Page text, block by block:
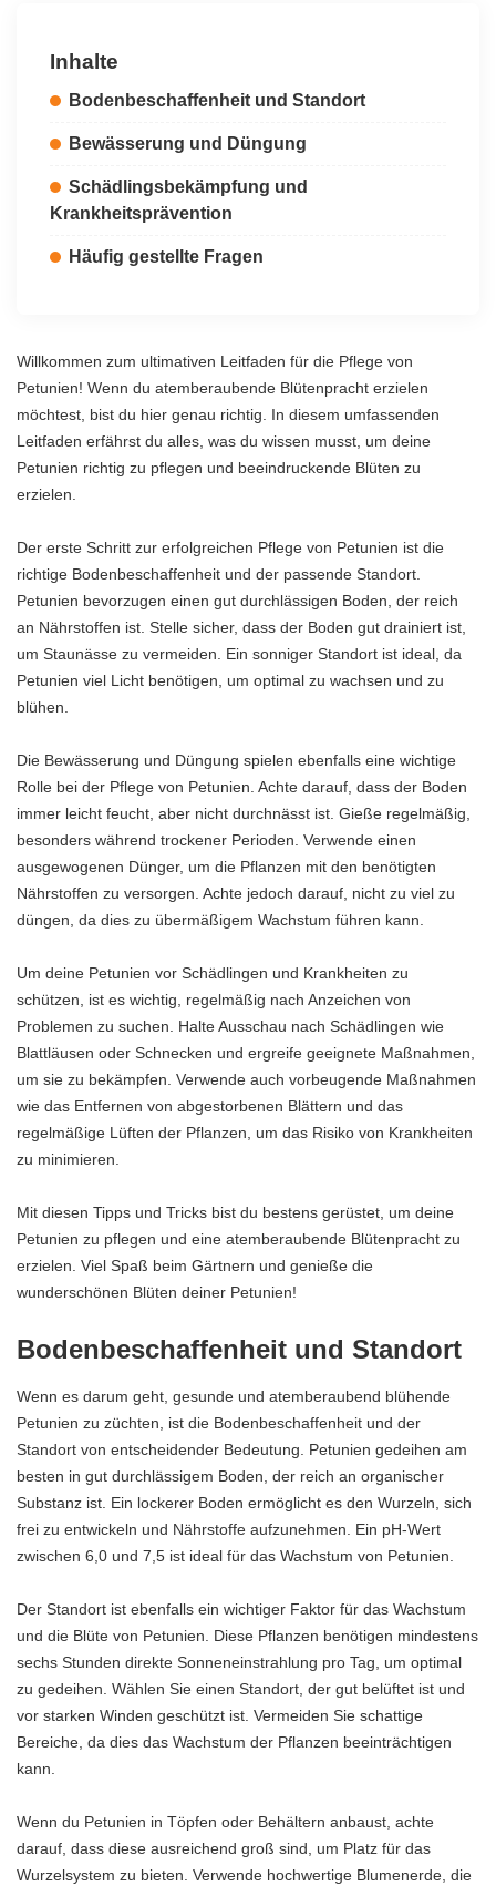
Inhalte
Bodenbeschaffenheit und Standort
Bewässerung und Düngung
Schädlingsbekämpfung und
Krankheitsprävention
Häufig gestellte Fragen
Willkommen zum ultimativen Leitfaden für die Pflege von
Petunien! Wenn du atemberaubende Blütenpracht erzielen
möchtest, bist du hier genau richtig. In diesem umfassenden
Leitfaden erfährst du alles, was du wissen musst, um deine
Petunien richtig zu pflegen und beeindruckende Blüten zu
erzielen.
Der erste Schritt zur erfolgreichen Pflege von Petunien ist die
richtige Bodenbeschaffenheit und der passende Standort.
Petunien bevorzugen einen gut durchlässigen Boden, der reich
an Nährstoffen ist. Stelle sicher, dass der Boden gut drainiert ist,
um Staunässe zu vermeiden. Ein sonniger Standort ist ideal, da
Petunien viel Licht benötigen, um optimal zu wachsen und zu
blühen.
Die Bewässerung und Düngung spielen ebenfalls eine wichtige
Rolle bei der Pflege von Petunien. Achte darauf, dass der Boden
immer leicht feucht, aber nicht durchnässt ist. Gieße regelmäßig,
besonders während trockener Perioden. Verwende einen
ausgewogenen Dünger, um die Pflanzen mit den benötigten
Nährstoffen zu versorgen. Achte jedoch darauf, nicht zu viel zu
düngen, da dies zu übermäßigem Wachstum führen kann.
Um deine Petunien vor Schädlingen und Krankheiten zu
schützen, ist es wichtig, regelmäßig nach Anzeichen von
Problemen zu suchen. Halte Ausschau nach Schädlingen wie
Blattläusen oder Schnecken und ergreife geeignete Maßnahmen,
um sie zu bekämpfen. Verwende auch vorbeugende Maßnahmen
wie das Entfernen von abgestorbenen Blättern und das
regelmäßige Lüften der Pflanzen, um das Risiko von Krankheiten
zu minimieren.
Mit diesen Tipps und Tricks bist du bestens gerüstet, um deine
Petunien zu pflegen und eine atemberaubende Blütenpracht zu
erzielen. Viel Spaß beim Gärtnern und genieße die
wunderschönen Blüten deiner Petunien!
Bodenbeschaffenheit und Standort
Wenn es darum geht, gesunde und atemberaubend blühende
Petunien zu züchten, ist die Bodenbeschaffenheit und der
Standort von entscheidender Bedeutung. Petunien gedeihen am
besten in gut durchlässigem Boden, der reich an organischer
Substanz ist. Ein lockerer Boden ermöglicht es den Wurzeln, sich
frei zu entwickeln und Nährstoffe aufzunehmen. Ein pH-Wert
zwischen 6,0 und 7,5 ist ideal für das Wachstum von Petunien.
Der Standort ist ebenfalls ein wichtiger Faktor für das Wachstum
und die Blüte von Petunien. Diese Pflanzen benötigen mindestens
sechs Stunden direkte Sonneneinstrahlung pro Tag, um optimal
zu gedeihen. Wählen Sie einen Standort, der gut belüftet ist und
vor starken Winden geschützt ist. Vermeiden Sie schattige
Bereiche, da dies das Wachstum der Pflanzen beeinträchtigen
kann.
Wenn du Petunien in Töpfen oder Behältern anbaust, achte
darauf, dass diese ausreichend groß sind, um Platz für das
Wurzelsystem zu bieten. Verwende hochwertige Blumenerde, die